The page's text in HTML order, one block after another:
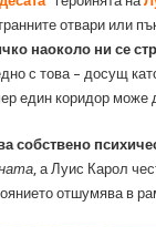
отвари или
наоколо ни се
с това – досущ
един коридор може
собствено
, а Луис Карол
отшумява в